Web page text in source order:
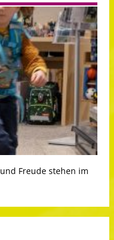
Freude stehen im